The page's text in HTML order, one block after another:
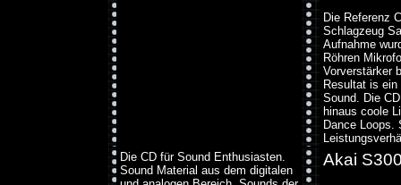
Die Referenz
Schlagzeug
Aufnahme
Röhren
Vorverstärker
Resultat is ein
Sound. Die
hinaus coole
Dance Loops.
Die CD für Sound Enthusiasten.
Sound Material aus dem digitalen
Akai